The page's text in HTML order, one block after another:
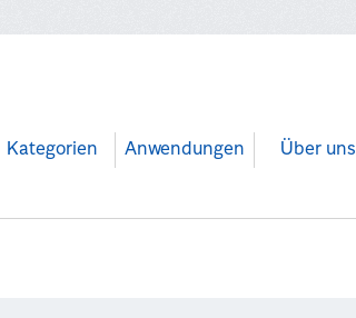
Kategorien Anwendungen Über uns